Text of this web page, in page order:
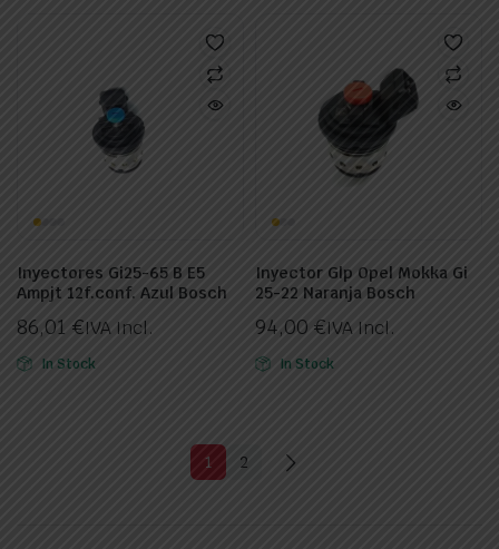
Inyectores Gi25-65 B E5
Ampjt 12f.conf. Azul Bosch
86,01 €IVA Incl.
In Stock
Inyector Glp Opel Mokka Gi
25-22 Naranja Bosch
94,00 €IVA Incl.
In Stock
1 2